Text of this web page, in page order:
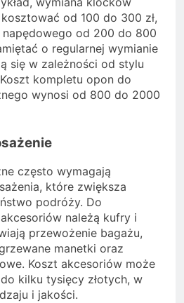
od 100 do 300 zł,
napędowego od 200 do 800
o regularnej wymianie
się w zależności od stylu
kompletu opon do
wynosi od 800 do 2000
często wymagają
które zwiększa
podróży. Do
należą kufry i
przewożenie bagażu,
manetki oraz
Koszt akcesoriów może
kilku tysięcy złotych, w
i jakości.